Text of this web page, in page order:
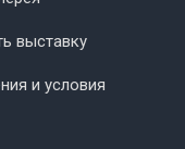
выставку
и условия